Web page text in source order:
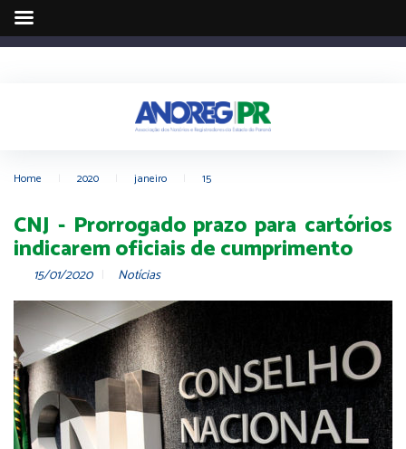
Home 2020 janeiro 15
CNJ - Prorrogado prazo para cartórios
indicarem oficiais de cumprimento
15/01/2020 Notícias